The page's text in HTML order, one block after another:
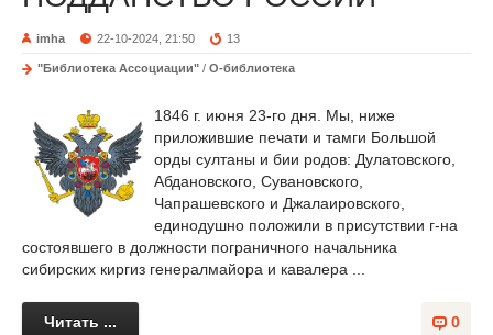
imha 22-10-2024, 21:50 13
"Библиотека Ассоциации" / О-библиотека
1846 г. июня 23-го дня. Мы, ниже
приложившие печати и тамги Большой
орды султаны и бии родов: Дулатовского,
Абдановского, Сувановского,
Чапрашевского и Джалаировского,
единодушно положили в присутствии г-на
состоявшего в должности пограничного начальника
сибирских киргиз генералмайора и кавалера ...
0
Читать ...